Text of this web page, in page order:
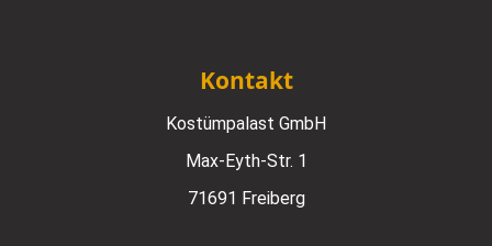
Kontakt
Kostümpalast GmbH
Max-Eyth-Str. 1
71691 Freiberg